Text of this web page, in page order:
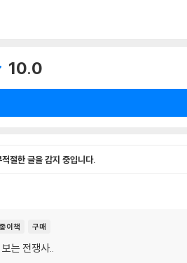
10.0
적절한 글을 감지 중입니다.
종이책 구매
는 전쟁사..